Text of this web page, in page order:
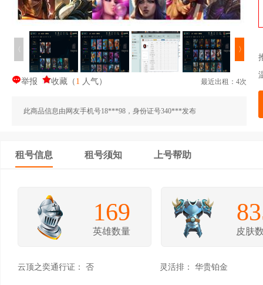
〈 〉
举报 收藏 （ 1 人气） 最近出租：4次
此商品信息由网友手机号18***98，身份证号340***发布
租号信息 租号须知 上号帮助
169
英雄数量 皮肤
云顶之奕通行证： 否 灵活排： 华贵铂金